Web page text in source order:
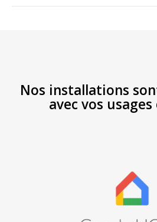
Nos installations
avec vos